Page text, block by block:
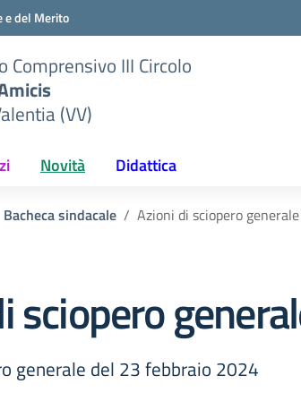
e del Merito
Comprensivo III Circolo
(VV)
Novità Didattica
Bacheca sindacale Azioni di sciopero
sciopero
generale del 23 febbraio 2024